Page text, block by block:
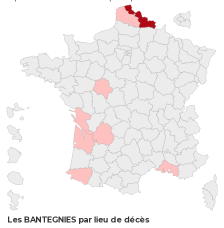
Les BANTEGNIES par lieu de décès